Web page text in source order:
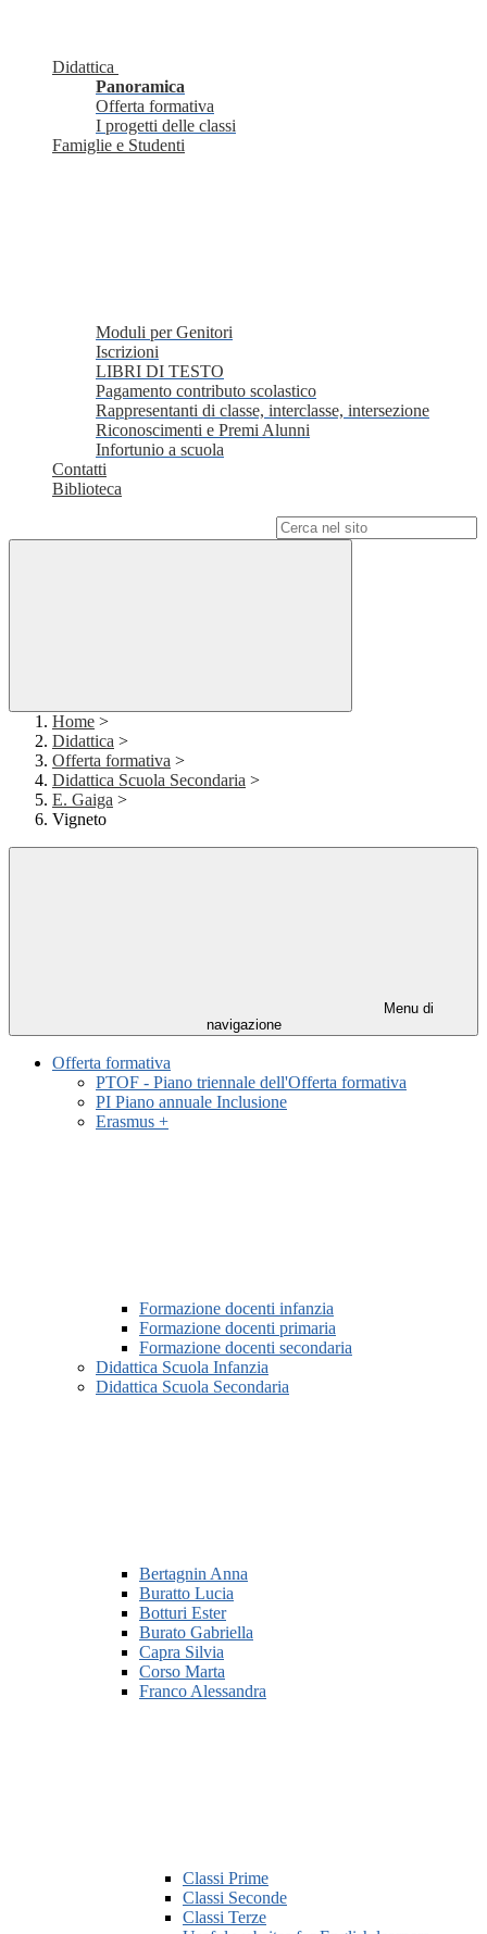
Didattica
Panoramica
Offerta formativa
I progetti delle classi
Famiglie e Studenti
Moduli per Genitori
Iscrizioni
LIBRI DI TESTO
Pagamento contributo scolastico
Rappresentanti di classe, interclasse, intersezione
Riconoscimenti e Premi Alunni
Infortunio a scuola
Contatti
Biblioteca
Home >
Didattica >
Offerta formativa >
Didattica Scuola Secondaria >
E. Gaiga >
Vigneto
Menu di
navigazione
Offerta formativa
PTOF - Piano triennale dell'Offerta formativa
PI Piano annuale Inclusione
Erasmus +
Formazione docenti infanzia
Formazione docenti primaria
Formazione docenti secondaria
Didattica Scuola Infanzia
Didattica Scuola Secondaria
Bertagnin Anna
Buratto Lucia
Botturi Ester
Burato Gabriella
Capra Silvia
Corso Marta
Franco Alessandra
Classi Prime
Classi Seconde
Classi Terze